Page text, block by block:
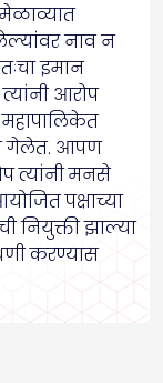
नाव न
इमान
आरोप
गेलेत. आपण
त्यांनी मनसे
पक्षाच्या
नियुक्ती झाल्या
करण्यास